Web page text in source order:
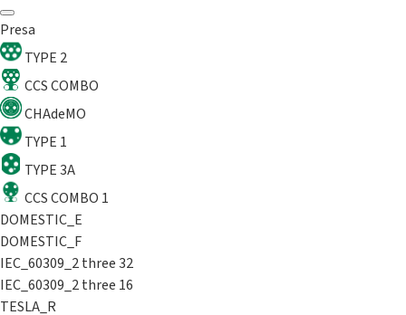
Presa
TYPE 2
CCS COMBO
CHAdeMO
TYPE 1
TYPE 3A
CCS COMBO 1
DOMESTIC_E
DOMESTIC_F
IEC_60309_2 three 32
IEC_60309_2 three 16
TESLA_R